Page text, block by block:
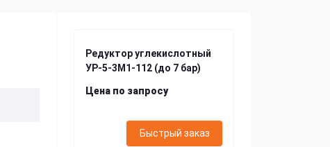
Редуктор углекислотный
УР-5-3М1-112 (до 7 бар)
Цена по запросу
Быстрый заказ